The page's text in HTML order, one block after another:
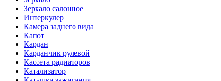
Зеркало салонное
Интеркулер
Камера заднего вида
Капот
Кардан
Карданчик рулевой
Кассета радиаторов
Катализатор